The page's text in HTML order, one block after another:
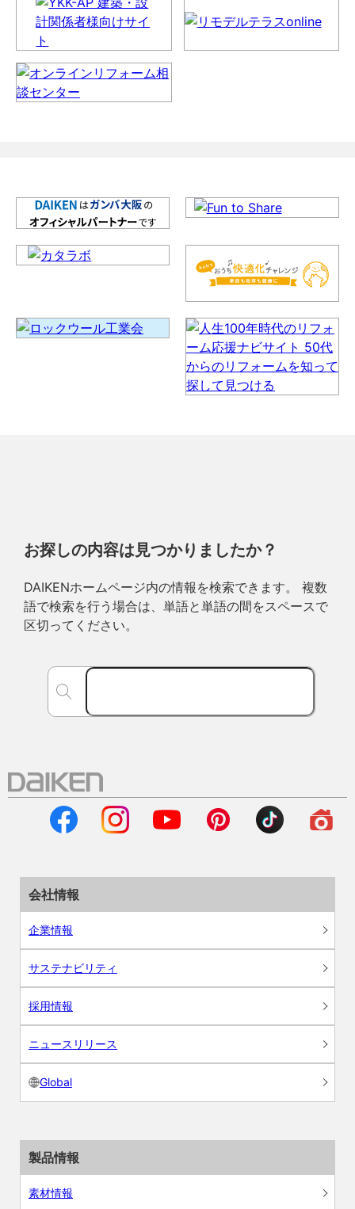
お探しの内容は見つかりましたか？
DAIKENホームページ内の情報を検索できます。 複数
語で検索を行う場合は、単語と単語の間をスペースで
区切ってください。
会社情報
企業情報
サステナビリティ
採用情報
ニュースリリース
Global
製品情報
素材情報